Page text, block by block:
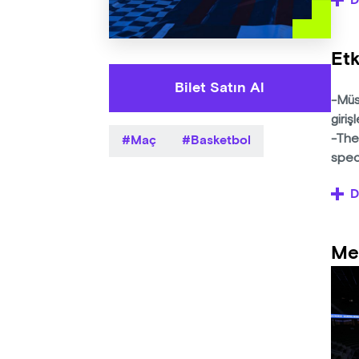
Bilet Satın Al
Maç Basketbol
-
-
-
-
bileti